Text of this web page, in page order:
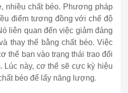
nhiều chất béo. Phương pháp
điểm tương đồng với chế độ
liên quan đến việc giảm đáng
thay thế bằng chất béo. Việc
thể bạn vào trạng thái trao đổi
Lúc này, cơ thể sẽ cực kỳ hiệu
béo để lấy năng lượng.